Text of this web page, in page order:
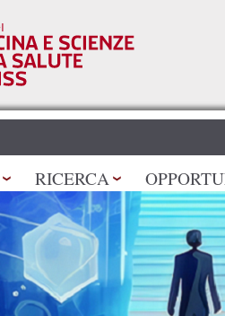
RICERCA